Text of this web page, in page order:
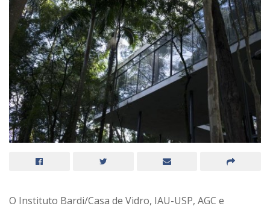
O Instituto Bardi/Casa de Vidro, IAU-USP, AGC e